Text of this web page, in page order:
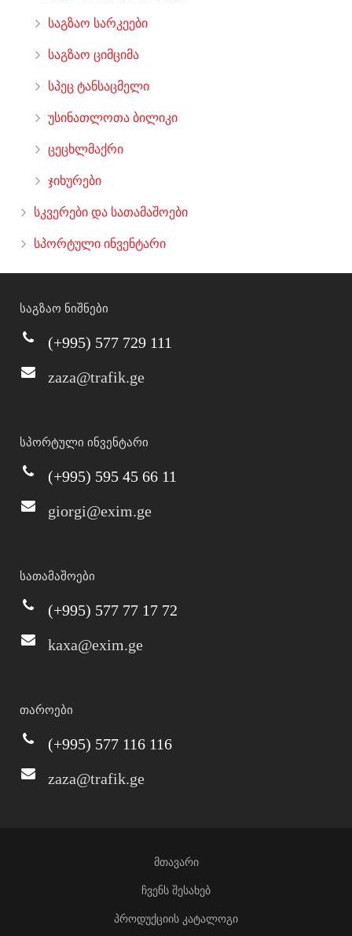
საგზაო სარკეები
საგზაო ციმციმა
სპეც ტანსაცმელი
უსინათლოთა ბილიკი
ცეცხლმაქრი
ჯიხურები
სკვერები და სათამაშოები
სპორტული ინვენტარი
საგზაო ნიშნები
(+995) 577 729 111
zaza@trafik.ge
სპორტული ინვენტარი
(+995) 595 45 66 11
giorgi@exim.ge
სათამაშოები
(+995) 577 77 17 72
kaxa@exim.ge
თაროები
(+995) 577 116 116
zaza@trafik.ge
მთავარი
ჩვენს შესახებ
პროდუქციის კატალოგი